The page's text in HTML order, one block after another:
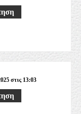
στις 13:03